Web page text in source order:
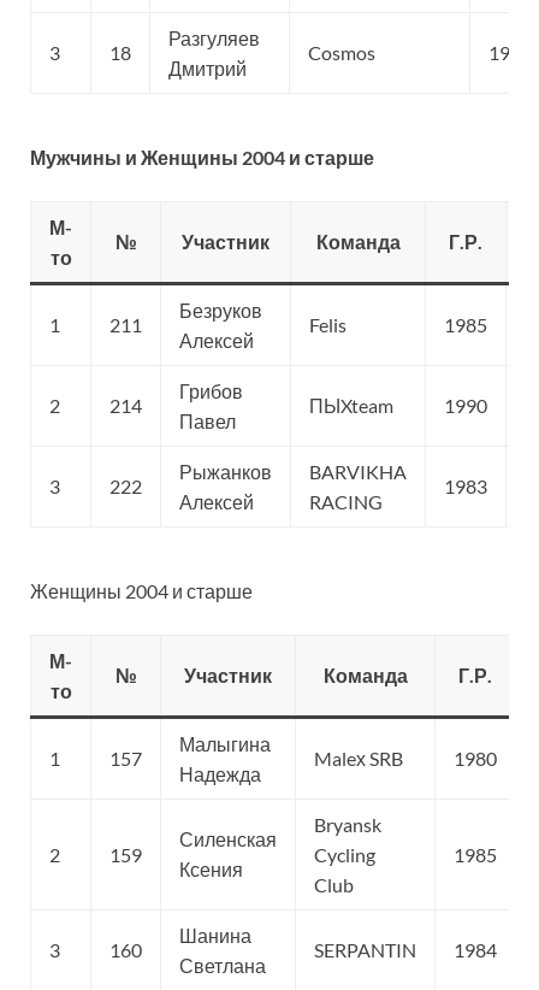
3 18
Разгуляев
Дмитрий
Cosmos 1994
Мужчины и Женщины 2004 и старше
М-
то
№ Участник Команда Г.Р.
1 211
Безруков
Алексей
Felis 1985
2 214
Грибов
Павел
ПЫXteam 1990
3 222
Рыжанков
Алексей
BARVIKHA
RACING
1983
Женщины 2004 и старше
М-
то
№ Участник Команда Г.Р.
1 157
Малыгина
Надежда
Maleх SRB 1980
2 159
Силенская
Ксения
Bryansk
Cycling
Club
1985
3 160
Шанина
Светлана
SERPANTIN 1984